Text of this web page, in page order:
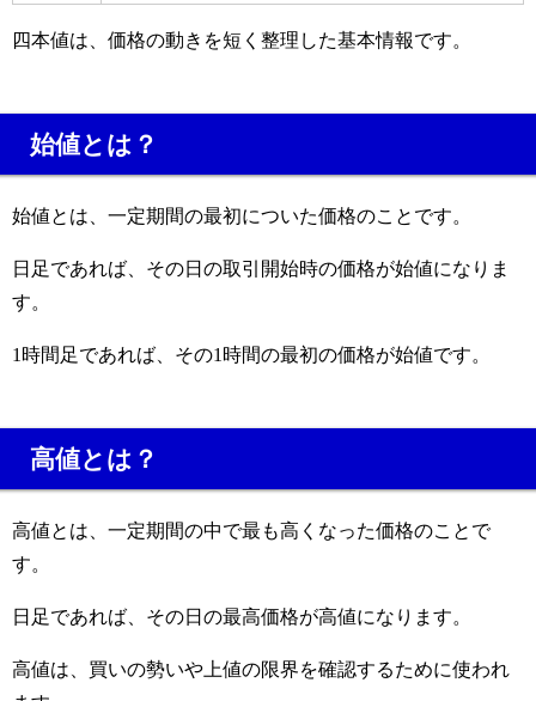
四本値は、価格の動きを短く整理した基本情報です。
始値とは？
始値とは、一定期間の最初についた価格のことです。
日足であれば、その日の取引開始時の価格が始値になりま
す。
1時間足であれば、その1時間の最初の価格が始値です。
高値とは？
高値とは、一定期間の中で最も高くなった価格のことで
す。
日足であれば、その日の最高価格が高値になります。
高値は、買いの勢いや上値の限界を確認するために使われ